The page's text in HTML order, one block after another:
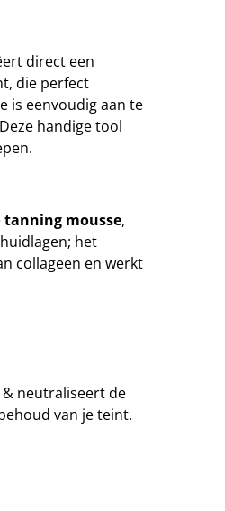
direct een
die perfect
is eenvoudig aan te
handige tool
tanning mousse,
het
collageen en werkt
neutraliseert de
van je teint.